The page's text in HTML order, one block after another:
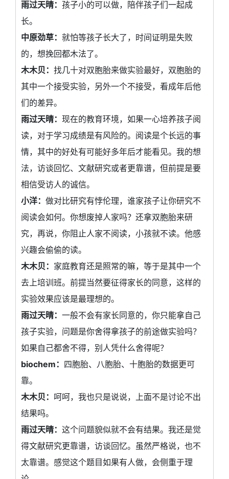
雨过天晴： 孩子小的可以做，陪伴孩子们一起成
长。
中原劲草： 就怕等孩子长大了，时间证明是失败
的，想挽回都木法了。
木木贝： 找几十对双胞胎来做实验最好，双胞胎的
其中一个接受实验，另外一个不接受，看成年后他
们的差异。
雨过天晴： 现在的教育环境，如果一心培养孩子阅
读，对于学习成绩是有风险的。阅读是个长远的事
情，其中的好处有可能好多年后才能看见。我的想
法，访谈回忆、文献研究或者更靠谱，但前提是要
相信受访人的诚信。
小洋： 做对比研究有悖伦理，谁家孩子让你研究不
阅读会如何。你想废掉人家吗？还拿双胞胎来研
究，再说，你阻止人家不阅读，小孩就不读。他感
兴趣会偷偷的读。
木木贝： 家庭教育还是照常的嘛，等于是其中一个
去上培训班。前提当然要征得家长的同意，这样的
实验效果应该是最理想的。
雨过天晴： 一般不会有家长同意的，你只能拿自己
孩子实验，问题是你舍得拿孩子的前途做实验吗？
如果自己都舍不得，别人凭什么舍得呢？
biochem： 四胞胎、八胞胎、十胞胎的数据更可
靠。
木木贝： 呵呵，我也只是说说，上面不是讨论不出
结果吗。
雨过天晴： 这个问题貌似就不会有结果。我还是觉
得文献研究更靠谱，访谈回忆。虽然严格说，也不
太靠谱。感觉这个题目如果有人做，会侧重于理